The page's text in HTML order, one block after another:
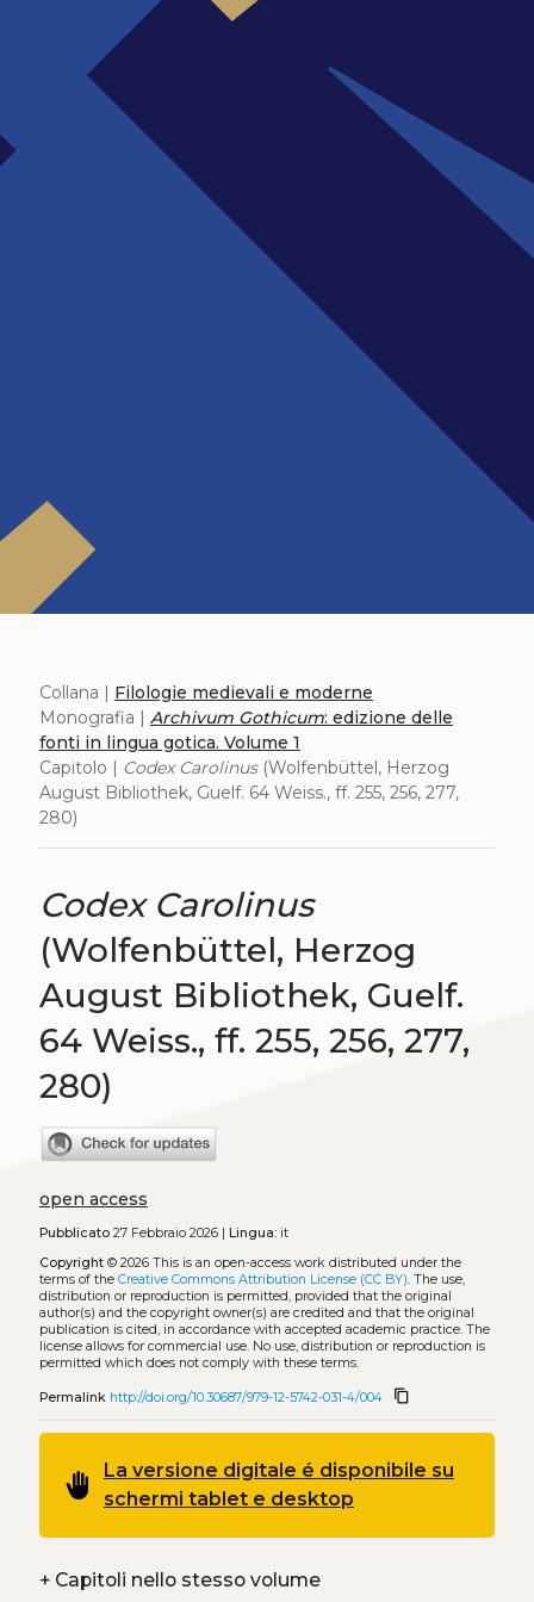
Collana | Filologie medievali e moderne
Monografia | Archivum Gothicum: edizione delle
fonti in lingua gotica. Volume 1
Capitolo | Codex Carolinus(Wolfenbüttel, Herzog
August Bibliothek, Guelf. 64 Weiss., ff. 255, 256, 277,
280)
Codex Carolinus
(Wolfenbüttel, Herzog
August Bibliothek, Guelf.
64 Weiss., ff. 255, 256, 277,
280)
open access
Pubblicato27 Febbraio 2026 | Lingua:it
Copyright© 2026 This is an open-access work distributed under the
terms of the Creative Commons Attribution License (CC BY). The use,
distribution or reproduction is permitted, provided that the original
author(s) and the copyright owner(s) are credited and that the original
publication is cited, in accordance with accepted academic practice. The
license allows for commercial use. No use, distribution or reproduction is
permitted which does not comply with these terms.
Permalink http://doi.org/10.30687/979-12-5742-031-4/004 content_copy
back_hand
La versione digitale é disponibile su
schermi tablet e desktop
+Capitoli nello stesso volume